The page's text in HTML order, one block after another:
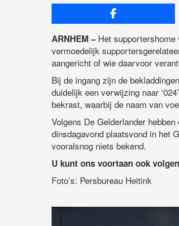
ARNHEM –Het supportershome
vermoedelijk
aangericht of wie daarvoor
Bij de ingang zijn de
duidelijk een verwijzing naar
bekrast, waarbij de naam van
Volgens De Gelderlander
dinsdagavond plaatsvond in het
vooralsnog niets bekend.
U kunt ons voortaan ook
Foto’s: Persbureau Heitink